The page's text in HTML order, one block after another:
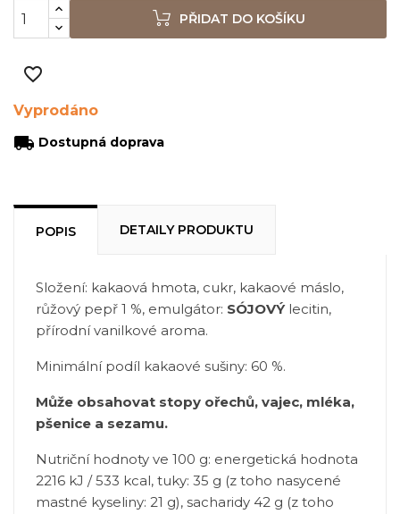
PŘIDAT DO KOŠÍKU
favorite_border
Vyprodáno
local_shipping Dostupná doprava
POPIS DETAILY PRODUKTU
Složení: kakaová hmota, cukr, kakaové máslo,
růžový pepř 1 %, emulgátor: SÓJOVÝlecitin,
přírodní vanilkové aroma.
Minimální podíl kakaové sušiny: 60 %.
Může obsahovat stopy ořechů, vajec, mléka,
pšenice a sezamu.
Nutriční hodnoty ve 100 g: energetická hodnota
2216 kJ / 533 kcal, tuky: 35 g (z toho nasycené
mastné kyseliny: 21 g), sacharidy 42 g (z toho